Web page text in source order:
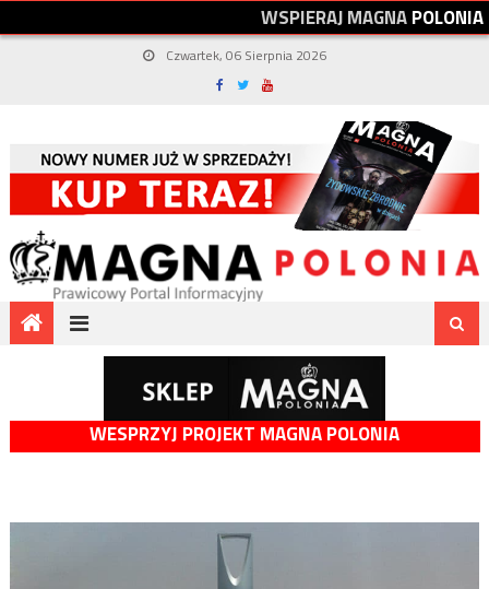
WSPIERAJMAGNAPOLONIA
Czwartek, 06 Sierpnia 2026
WESPRZYJ PROJEKT MAGNA POLONIA